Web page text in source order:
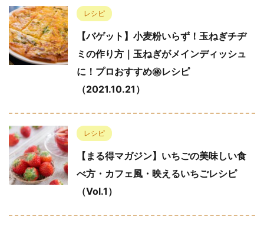
レシピ
【バゲット】小麦粉いらず！玉ねぎチヂ
ミの作り方｜玉ねぎがメインディッシュ
に！プロおすすめ㊙︎レシピ
（2021.10.21）
レシピ
【まる得マガジン】いちごの美味しい食
べ方・カフェ風・映えるいちごレシピ
（Vol.1）